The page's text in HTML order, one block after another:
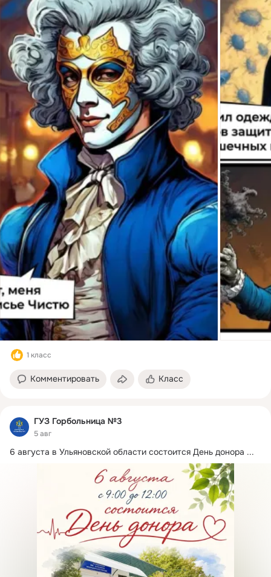
1 класс
Комментировать Класс
ГУЗ Горбольница №3
5 авг
6 августа в Ульяновской области состоится День донора ...